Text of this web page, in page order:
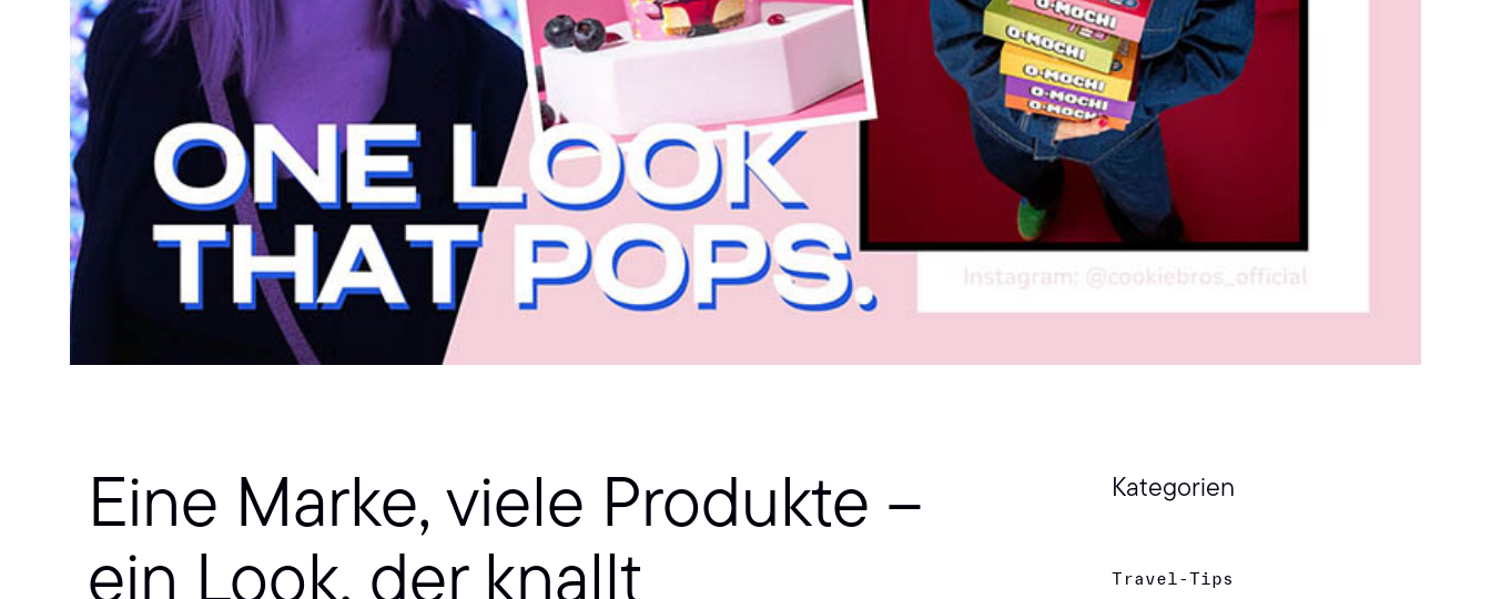
Eine Marke, viele Produkte –
Kategorien
Travel-Tips